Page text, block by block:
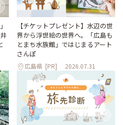
【チケットプレゼント】水辺の世
界から浮世絵の世界へ。「広島も
とまち水族館」ではじまるアート
さんぽ
広島県 [PR] 2026.07.31